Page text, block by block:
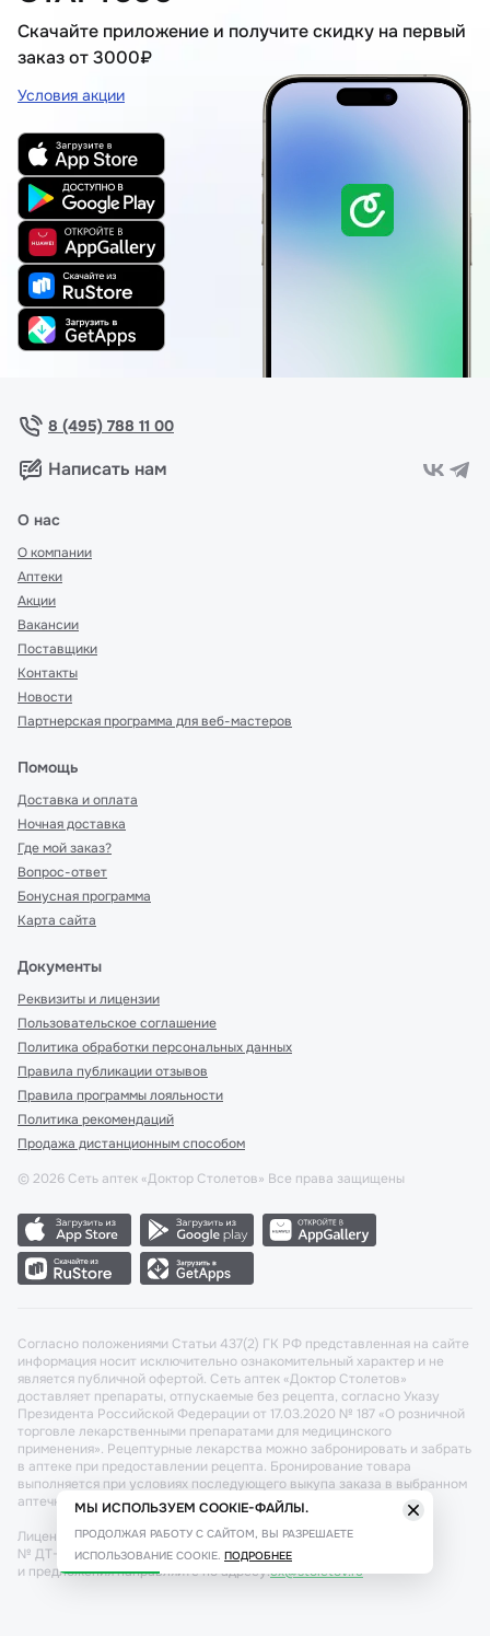
Скачайте приложение и получите скидку на первый
заказ от 3000₽
Условия акции
8 (495) 788 11 00
Написать нам
О нас
О компании
Аптеки
Акции
Вакансии
Поставщики
Контакты
Новости
Партнерская программа для веб-мастеров
Помощь
Доставка и оплата
Ночная доставка
Где мой заказ?
Вопрос-ответ
Бонусная программа
Карта сайта
Документы
Реквизиты и лицензии
Пользовательское соглашение
Политика обработки персональных данных
Правила публикации отзывов
Правила программы лояльности
Политика рекомендаций
Продажа дистанционным способом
© 2026 Сеть аптек «Доктор Столетов» Все права защищены
Согласно положениями Статьи 437(2) ГК РФ представленная на сайте
информация носит исключительно ознакомительный характер и не
является публичной офертой. Сеть аптек «Доктор Столетов»
доставляет препараты, отпускаемые без рецепта, согласно Указу
Президента Российской Федерации от 17.03.2020 № 187 «О розничной
торговле лекарственными препаратами для медицинского
применения». Рецептурные лекарства можно забронировать и забрать
в аптеке при предоставлении рецепта. Бронирование товара
выполняется при условиях последующего выкупа заказа в выбранном
аптечном пункте.
Лицензия №: ЛО-77-02-011340 от 22 декабря 2020г. Разрешение
№ ДТ-77-000421 от 25.10.2021 г. Вопросы по заказам, претензии
и предложения направляйте по адресу:cx@stoletov.ru
МЫ ИСПОЛЬЗУЕМ COOKIE-ФАЙЛЫ.
ПРОДОЛЖАЯ РАБОТУ С САЙТОМ, ВЫ РАЗРЕШАЕТЕ
ИСПОЛЬЗОВАНИЕ COOKIE. ПОДРОБНЕЕ